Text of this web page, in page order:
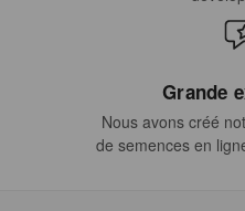
Grande
Nous avons créé
de semences en